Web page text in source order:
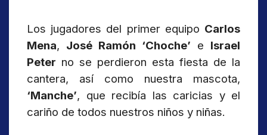
Los jugadores del primer equipo Carlos
Mena, José Ramón ‘Choche’ e Israel
Peter no se perdieron esta fiesta de la
cantera, así como nuestra mascota,
‘Manche’, que recibía las caricias y el
cariño de todos nuestros niños y niñas.